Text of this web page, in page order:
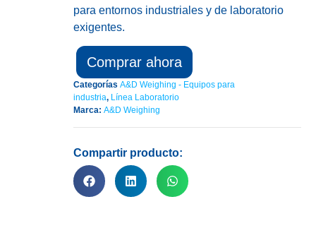
para entornos industriales y de laboratorio
exigentes.
Comprar ahora
Categorías A&D Weighing - Equipos para
industria, Línea Laboratorio
Marca: A&D Weighing
Compartir producto: